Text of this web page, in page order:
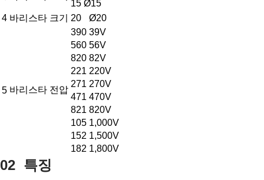
15 Ø15
4 바리스타 크기 20 Ø20
5 바리스타 전압
390 39V
560 56V
820 82V
221 220V
271 270V
471 470V
821 820V
105 1,000V
152 1,500V
182 1,800V
02 특징